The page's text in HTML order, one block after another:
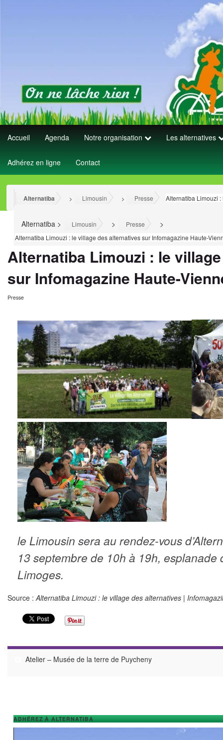
Accueil Agenda Notre organisation Les alternatives
Adhérez en ligne Contact
Alternatiba > Limousin > Presse >
Alternatiba Limouzi
Alternatiba > Limousin > Presse >
Alternatiba Limouzi : le village des alternatives sur Infomagazine Haute-
Alternatiba Limouzi : le
sur Infomagazine Haute-
Presse
le Limousin sera au rendez-vous
13 septembre de 10h à 19h, esplanade
Limoges.
Source :Alternatiba Limouzi : le village des alternatives |
Atelier – Musée de la terre de Puycheny
ADHÉREZ À ALTERNATIBA